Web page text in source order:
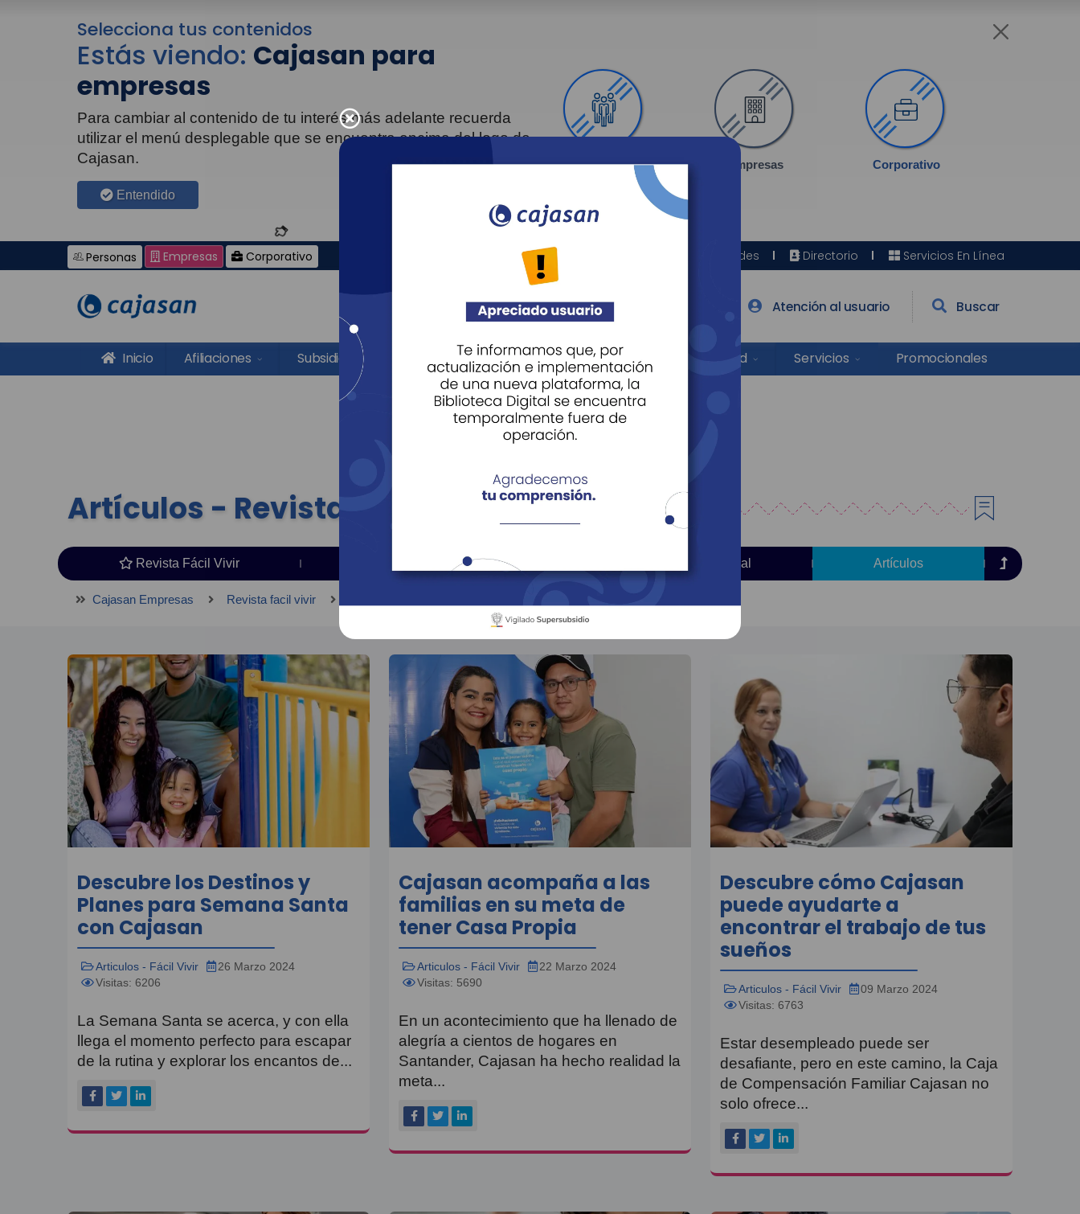
Selecciona tus contenidos
Estás viendo: Cajasan para
empresas
Para cambiar al contenido de tu interés más adelante recuerda
utilizar el menú desplegable que se encuentra encima del logo de
Cajasan.
Entendido
Personas Empresas Corporativo
Personas Empresas Corporativo Sedes Directorio Servicios En Línea
Agéndate Atención al usuario Buscar
Inicio Afiliaciones Subsidios Recreación Educación Cultura Salud Servicios Promocionales
Artículos - Revista Fácil Vivir
Revista Fácil Vivir Editorial Artículos
Cajasan Empresas Revista facil vivir
Descubre los Destinos y
Planes para Semana Santa
con Cajasan
Articulos - Fácil Vivir
26 Marzo 2024
Visitas: 6206
La Semana Santa se acerca, y con ella
llega el momento perfecto para escapar
de la rutina y explorar los encantos de...
Cajasan acompaña a las
familias en su meta de
tener Casa Propia
Articulos - Fácil Vivir
22 Marzo 2024
Visitas: 5690
En un acontecimiento que ha llenado de
alegría a cientos de hogares en
Santander, Cajasan ha hecho realidad la
meta...
Descubre cómo Cajasan
puede ayudarte a
encontrar el trabajo de tus
sueños
Articulos - Fácil Vivir
09 Marzo 2024
Visitas: 6763
Estar desempleado puede ser
desafiante, pero en este camino, la Caja
de Compensación Familiar Cajasan no
solo ofrece...